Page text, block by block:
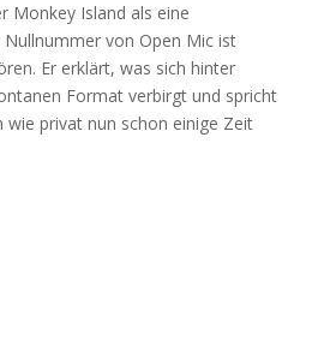
Monkey Island als eine
von Open Mic ist
Er erklärt, was sich hinter
Format verbirgt und spricht
wie privat nun schon einige Zeit